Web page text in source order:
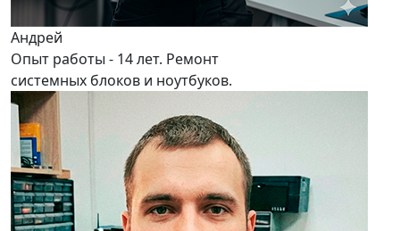
Андрей
Опыт работы - 14 лет. Ремонт
системных блоков и ноутбуков.